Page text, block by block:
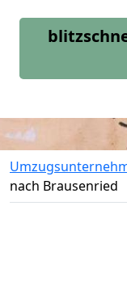
nach Brausenried